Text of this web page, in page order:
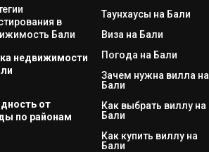
в
Бали
недвижимости
от
по районам
Таунхаусы на Бали
Виза на Бали
Погода на Бали
Зачем нужна вилла на
Бали
Как выбрать виллу на
Бали
Как купить виллу на
Бали